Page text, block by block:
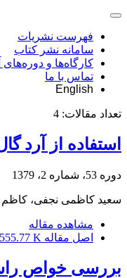
فهرست نشریات
سامانه نشر کتاب
کارگاه‌ها و
تماس با ما
English
تعداد مقالات: 4
استفاده از آرد
دوره 53، شماره 2، 1379
سعید کاظمی نجفی،
مشاهده مقاله
اصل مقاله 555.77 K
بررسی خواص